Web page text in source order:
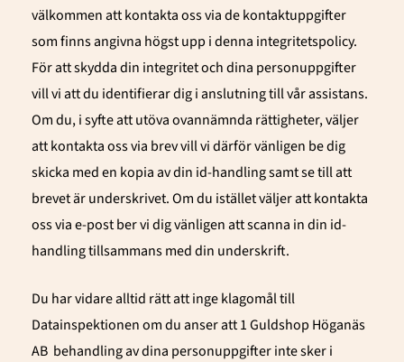
välkommen att kontakta oss via de kontaktuppgifter
som finns angivna högst upp i denna integritetspolicy.
För att skydda din integritet och dina personuppgifter
vill vi att du identifierar dig i anslutning till vår assistans.
Om du, i syfte att utöva ovannämnda rättigheter, väljer
att kontakta oss via brev vill vi därför vänligen be dig
skicka med en kopia av din id-handling samt se till att
brevet är underskrivet. Om du istället väljer att kontakta
oss via e-post ber vi dig vänligen att scanna in din id-
handling tillsammans med din underskrift.
Du har vidare alltid rätt att inge klagomål till
Datainspektionen om du anser att 1 Guldshop Höganäs
AB behandling av dina personuppgifter inte sker i